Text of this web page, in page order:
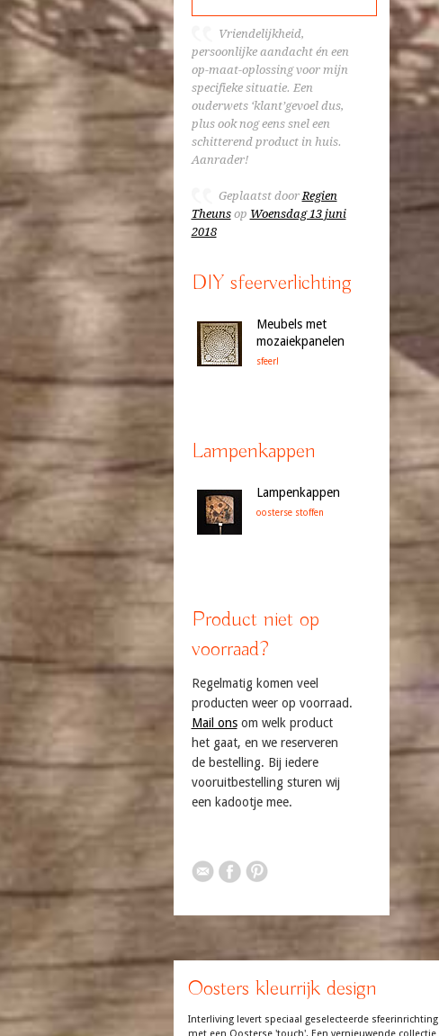
Vriendelijkheid,
persoonlijke aandacht én een
op-maat-oplossing voor mijn
specifieke situatie. Een
ouderwets ‘klant’gevoel dus,
plus ook nog eens snel een
schitterend product in huis.
Aanrader!
Geplaatst doorRegien
Theunsop Woensdag 13 juni
2018
DIY sfeerverlichting
Meubels met
mozaiekpanelen
sfeer!
Lampenkappen
Lampenkappen
oosterse stoffen
Product niet op
voorraad?
Regelmatig komen veel
producten weer op voorraad.
Mail onsom welk product
het gaat, en we reserveren
de bestelling. Bij iedere
vooruitbestelling sturen wij
een kadootje mee.
Oosters kleurrijk design
Interliving levert speciaal geselecteerde sfeerinrichting